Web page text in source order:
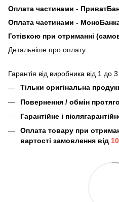
Оплата частинами -
Оплата частинами -
Готівкою при отриманні
Детальніше про оплату
Гарантія від виробника від 1 до 3
Тільки оригінальна
Повернення / обмін
Гарантійне і
Оплата товару при
вартості замовлення від